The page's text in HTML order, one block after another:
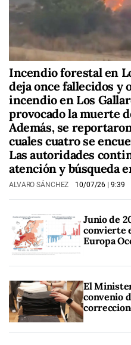
Incendio forestal en
deja once fallecidos y
incendio en Los
provocado la muerte
Además, se
cuales cuatro se
Las autoridades
atención y búsqueda
ALVARO SÁNCHEZ 10/07/26 | 9:39
Junio de
convierte
Europa
El
convenio